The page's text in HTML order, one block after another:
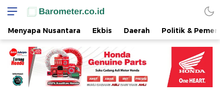
www.barometer.co.id
Berita Terkini di Sulawesi Utara
Menyapa Nusantara Ekbis Daerah Politik &